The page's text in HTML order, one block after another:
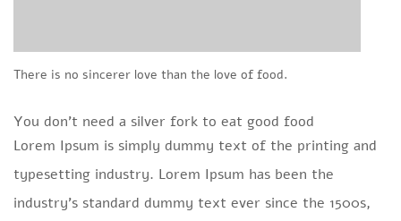
There is no sincerer love than the love of food.
You don’t need a silver fork to eat good food
Lorem Ipsum is simply dummy text of the printing and
typesetting industry. Lorem Ipsum has been the
industry’s standard dummy text ever since the 1500s,